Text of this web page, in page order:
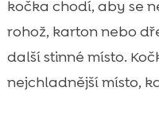
kočka chodí, aby se
rohož, karton nebo
další stinné místo.
nejchladnější místo,